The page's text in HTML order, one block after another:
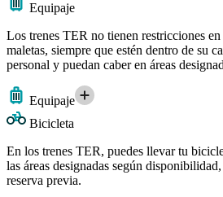
Equipaje
Los trenes TER no tienen restricciones
maletas, siempre que estén dentro de su
personal y puedan caber en áreas
Equipaje
Bicicleta
En los trenes TER, puedes llevar tu
las áreas designadas según
reserva previa.